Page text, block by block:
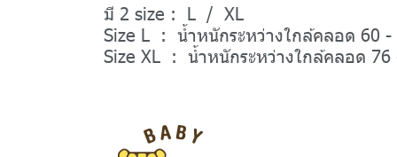
มี 2 size : L / XL
Size L : น้ำหนักระหว่างใกล้คลอด 60
Size XL : น้ำหนักระหว่างใกล้คลอด